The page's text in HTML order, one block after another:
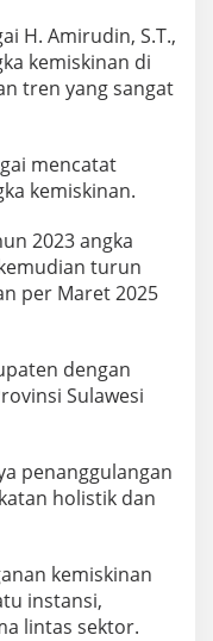
H. Amirudin, S.T.,
kemiskinan di
tren yang sangat
mencatat
kemiskinan.
2023 angka
turun
per Maret 2025
dengan
Sulawesi
penanggulangan
holistik dan
kemiskinan
instansi,
lintas sektor.